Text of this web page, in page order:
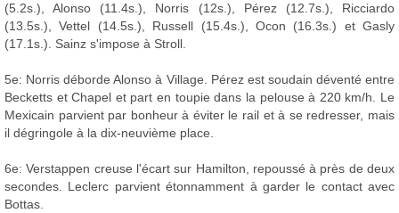
(5.2s.), Alonso (11.4s.), Norris (12s.), Pérez (12.7s.), Ricciardo
(13.5s.), Vettel (14.5s.), Russell (15.4s.), Ocon (16.3s.) et Gasly
(17.1s.). Sainz s'impose à Stroll.
5e: Norris déborde Alonso à Village. Pérez est soudain déventé entre
Becketts et Chapel et part en toupie dans la pelouse à 220 km/h. Le
Mexicain parvient par bonheur à éviter le rail et à se redresser, mais
il dégringole à la dix-neuvième place.
6e: Verstappen creuse l'écart sur Hamilton, repoussé à près de deux
secondes. Leclerc parvient étonnamment à garder le contact avec
Bottas.